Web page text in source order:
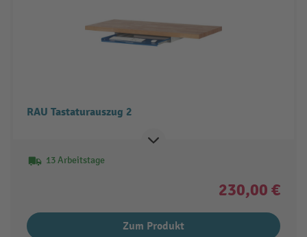
RAU Tastaturauszug 2
13 Arbeitstage
230,00 €
Zum Produkt